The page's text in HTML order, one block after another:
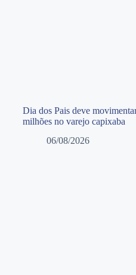
Dia dos Pais deve
milhões no varejo capixaba
06/08/2026